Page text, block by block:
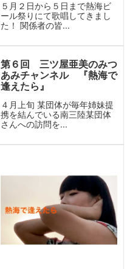
５月２日から５日まで熱海ビ
ール祭りにて歌唱してきまし
た！ 関係者の皆...
第６回 三ツ屋亜美のみつ
あみチャンネル 『熱海で
逢えたら』
４月上旬 某団体が毎年姉妹提
携を結んでいる南三陸某団体
さんへの訪問を...